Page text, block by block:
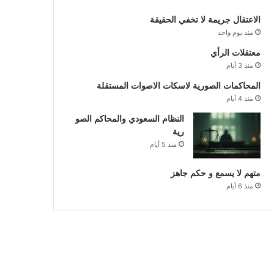
الاعتقال جريمة لا تخفي الحقيقة
منذ يوم واحد
معتقلات الرأي
منذ 3 أيام
المحاكمات الصورية لاسكات الاصوات المستقلة
منذ 4 أيام
النظام السعودي والمحاكم الصو
رية
منذ 5 أيام
متهم لا يسمع و حكم جاهز
منذ 6 أيام